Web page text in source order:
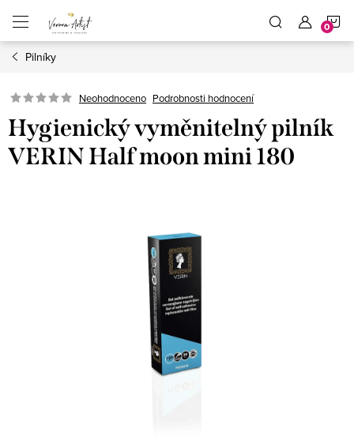
obsah
Pilníky
Neohodnoceno Podrobnosti hodnocení
Hygienický vyměnitelný pilník
VERIN Half moon mini 180